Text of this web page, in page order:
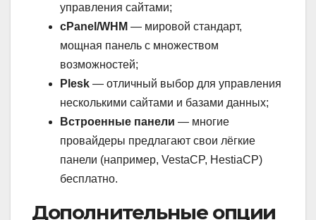
управления сайтами;
cPanel/WHM — мировой стандарт,
мощная панель с множеством
возможностей;
Plesk — отличный выбор для управления
несколькими сайтами и базами данных;
Встроенные панели — многие
провайдеры предлагают свои лёгкие
панели (например, VestaCP, HestiaCP)
бесплатно.
Дополнительные опции